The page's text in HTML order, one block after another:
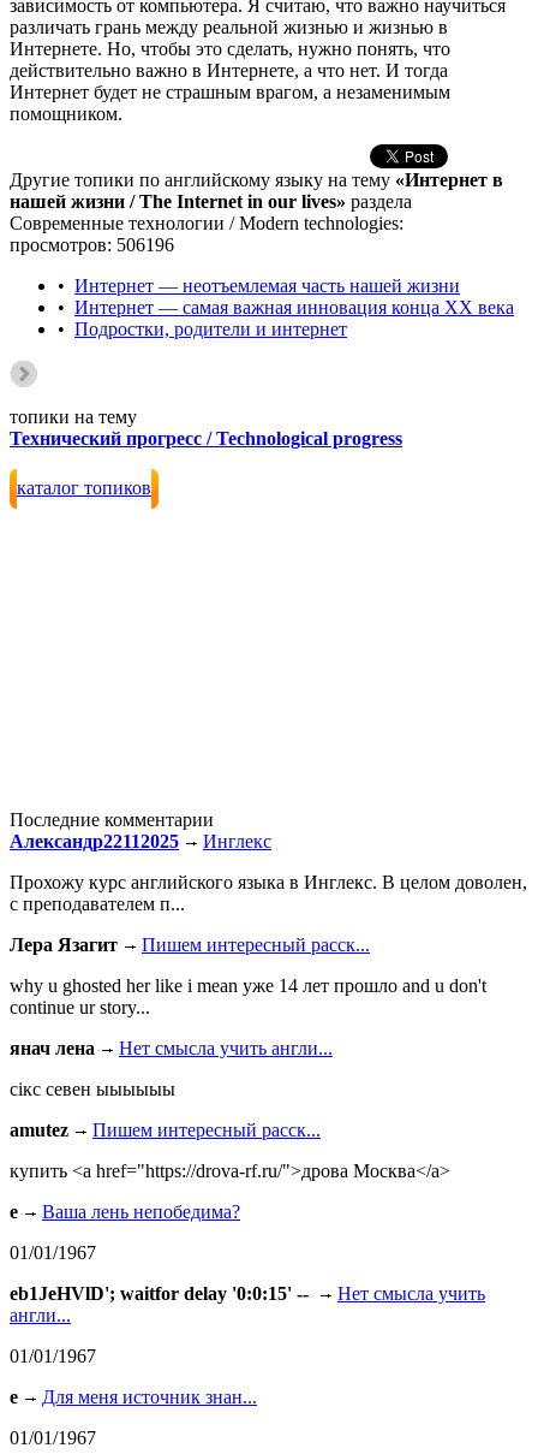
зависимость от компьютера. Я считаю, что важно научиться
различать грань между реальной жизнью и жизнью в
Интернете. Но, чтобы это сделать, нужно понять, что
действительно важно в Интернете, а что нет. И тогда
Интернет будет не страшным врагом, а незаменимым
помощником.
Другие топики по английскому языку на тему «Интернет в
нашей жизни / The Internet in our lives» раздела
Современные технологии / Modern technologies:
просмотров: 506196
• Интернет — неотъемлемая часть нашей жизни
• Интернет — самая важная инновация конца XX века
• Подростки, родители и интернет
топики на тему
Технический прогресс / Technological progress
каталог топиков
Последние комментарии
Александр22112025
Инглекс
Прохожу курс английского языка в Инглекс. В целом доволен,
с преподавателем п...
Лера Язагит
Пишем интересный расск...
why u ghosted her like i mean уже 14 лет прошло and u don't
continue ur story...
янач лена
Нет смысла учить англи...
сiкс севен ыыыыыы
amutez
Пишем интересный расск...
купить <a href="https://drova-rf.ru/">дрова Москва</a>
e
Ваша лень непобедима?
01/01/1967
eb1JeHVlD'; waitfor delay '0:0:15' --
Нет смысла учить
англи...
01/01/1967
e
Для меня источник знан...
01/01/1967